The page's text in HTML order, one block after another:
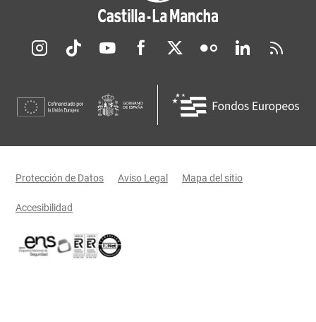
Redes sociales JCCM
Menú legal
Protección de Datos Aviso Legal Mapa del sitio
Accesibilidad